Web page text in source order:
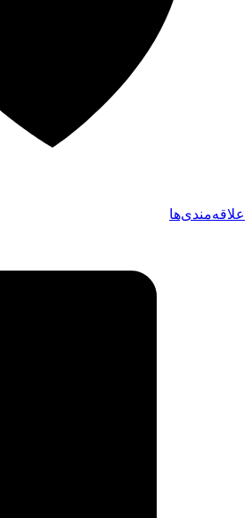
علاقه‌مندی‌ها